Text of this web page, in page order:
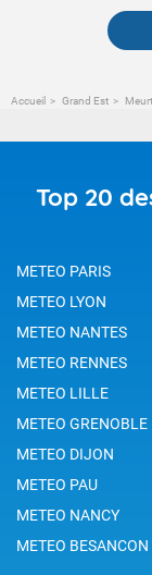
Accueil Grand Est
Top 20
METEO PARIS
METEO LYON
METEO NANTES
METEO RENNES
METEO LILLE
METEO GRENOBLE
METEO DIJON
METEO PAU
METEO NANCY
METEO BESANCON